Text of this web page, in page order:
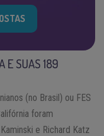
E SUAS 189
(no Brasil) ou FES
foram
e Richard Katz